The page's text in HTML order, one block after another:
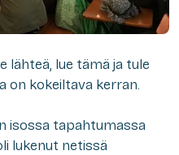
lähteä, lue tämä ja tule
on kokeiltava kerran.
isossa tapahtumassa
lukenut netissä